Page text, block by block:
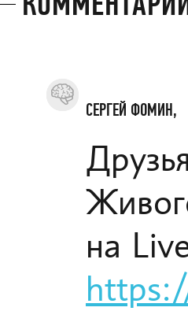
СЕРГЕЙ ФОМИН,
на